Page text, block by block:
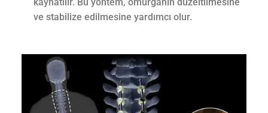
ve stabilize edilmesine yardımcı olur.